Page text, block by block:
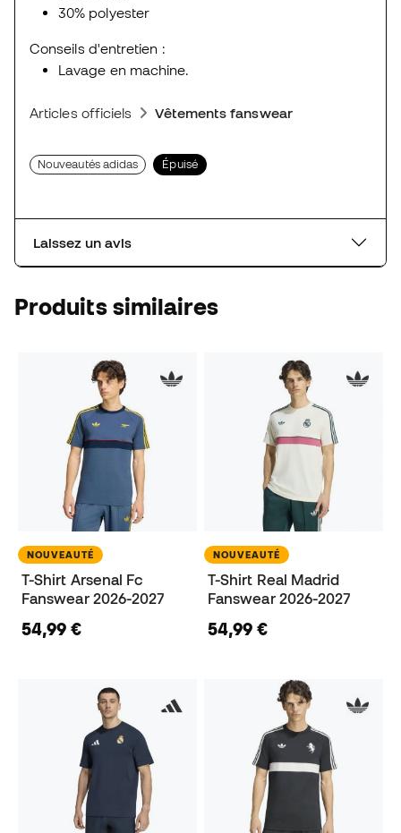
30% polyester
Conseils d'entretien :
Lavage en machine.
Articles officiels Vêtements fanswear
Nouveautés adidas Épuisé
Laissez un avis
Produits similaires
NOUVEAUTÉ
T-Shirt Arsenal Fc
Fanswear 2026-2027
54,99 €
NOUVEAUTÉ
T-Shirt Real Madrid
Fanswear 2026-2027
54,99 €